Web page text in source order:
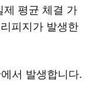
제 평균 체결 가
피지가 발생한
서 발생합니다.